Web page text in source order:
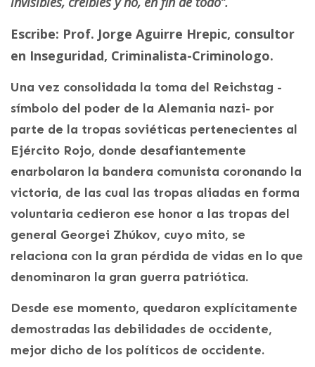
Escribe: Prof. Jorge Aguirre Hrepic, consultor
en Inseguridad, Criminalista-Criminologo.
Una vez consolidada la toma del Reichstag -
símbolo del poder de la Alemania nazi- por
parte de la tropas soviéticas pertenecientes al
Ejército Rojo, donde desafiantemente
enarbolaron la bandera comunista coronando la
victoria, de las cual las tropas aliadas en forma
voluntaria cedieron ese honor a las tropas del
general Georgei Zhúkov, cuyo mito, se
relaciona con la gran pérdida de vidas en lo que
denominaron la gran guerra patriótica.
Desde ese momento, quedaron explícitamente
demostradas las debilidades de occidente,
mejor dicho de los políticos de occidente.